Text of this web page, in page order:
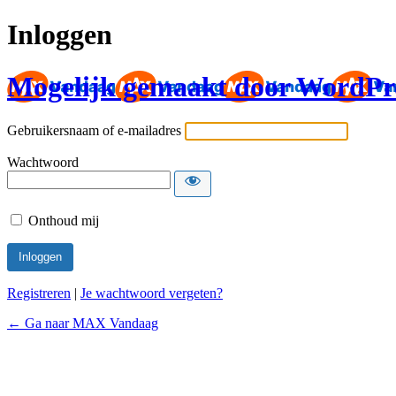
Inloggen
Mogelijk gemaakt door
Gebruikersnaam of e-mailadres
Wachtwoord
Onthoud mij
Registreren | Je wachtwoord vergeten?
← Ga naar MAX Vandaag